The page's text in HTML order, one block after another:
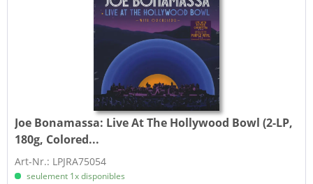
Joe Bonamassa: Live At The Hollywood Bowl (2-LP,
180g, Colored...
Art-Nr.: LPJRA75054
seulement 1x disponibles